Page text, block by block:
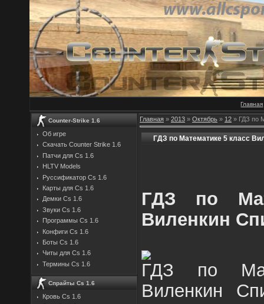
Главная
Counter-Strike 1.6
Об игре
Скачать Counter Strike 1.6
Патчи для Cs 1.6
HLTV Models
Руссификатор Cs 1.6
Карты для Cs 1.6
Демки Cs 1.6
Звуки Cs 1.6
Программы Cs 1.6
Конфиги Cs 1.6
Боты Cs 1.6
Читы для Cs 1.6
Термины Cs 1.6
Спрайты Cs 1.6
Кровь Cs 1.6
Главная » 2013 » Октябрь » 12 » ГДЗ по
ГДЗ по Математике 5 класс
ГДЗ по
Виленкин
ГДЗ по
Виленкин